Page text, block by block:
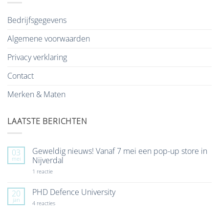
Bedrijfsgegevens
Algemene voorwaarden
Privacy verklaring
Contact
Merken & Maten
LAATSTE BERICHTEN
03
mei
Geweldig nieuws! Vanaf 7 mei een pop-up store in
Nijverdal
1 reactieop
Vanaf
7
mei
20
jan
PHD Defence University
4 reactiesop